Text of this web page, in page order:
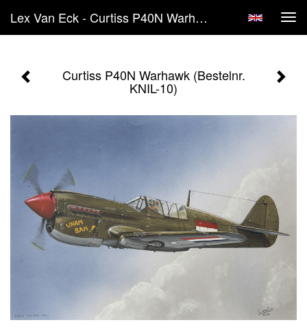
Lex Van Eck - Curtiss P40N Warhawk (Bestelnr. KNIL-10)
Curtiss P40N Warhawk (Bestelnr.
KNIL-10)